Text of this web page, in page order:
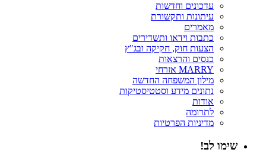
עדכונים וחדשות
עיתונות ותקשורת
מאמרים
כתבות וידאו ותשדירים
הצעות חוק, חקיקה ובג"ץ
כנסים והרצאות
MARRY אזרחי
מילון המשפחה החדשה
נתונים מידע וסטטיסטיקות
אודות
לתרומה
מדיניות הפרטיות
שימו לב!